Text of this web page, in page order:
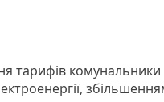
тарифів